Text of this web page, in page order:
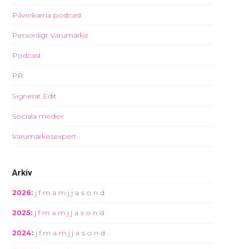
Påverkarna podcast
Personligt Varumärke
Podcast
PR
Signerat Edit
Sociala medier
Varumärkesexpert
Arkiv
2026: j f m a m j j a s o n d
2025: j f m a m j j a s o n d
2024: j f m a m j j a s o n d